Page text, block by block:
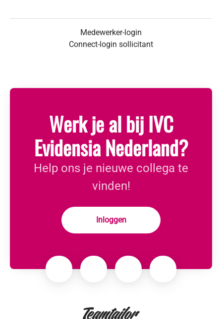
Medewerker-login
Connect-login sollicitant
Werk je al bij IVC
Evidensia Nederland?
Help ons je nieuwe collega te
vinden!
Inloggen